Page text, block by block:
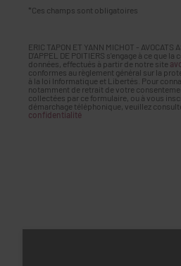
*Ces champs sont obligatoires
ERIC TAPON ET YANN MICHOT - AVOCATS
D'APPEL DE POITIERS s'engage à ce que
données, effectués à partir de notre site
conformes au règlement général sur la
à la loi Informatique et Libertés. Pour
notamment de retrait de votre
collectées par ce formulaire, ou à vous
démarchage téléphonique, veuillez
confidentialité